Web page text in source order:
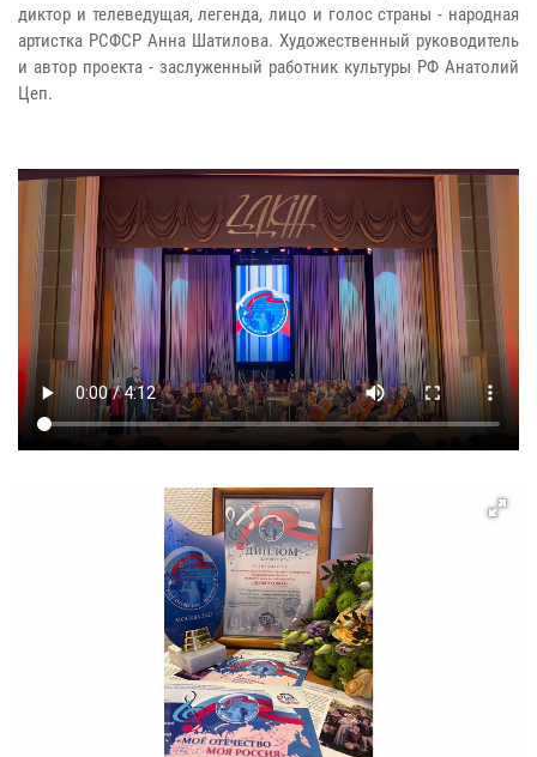
диктор и телеведущая, легенда, лицо и голос страны - народная
артистка РСФСР Анна Шатилова. Художественный руководитель
и автор проекта - заслуженный работник культуры РФ Анатолий
Цеп.